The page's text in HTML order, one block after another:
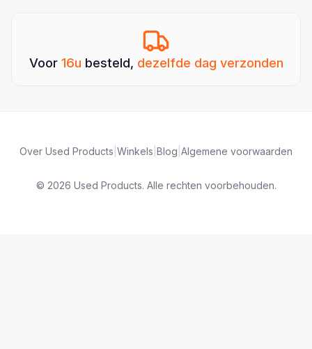
Voor 16u besteld, dezelfde dag verzonden
Over Used Products Winkels Blog Algemene voorwaarden
© 2026 Used Products. Alle rechten voorbehouden.